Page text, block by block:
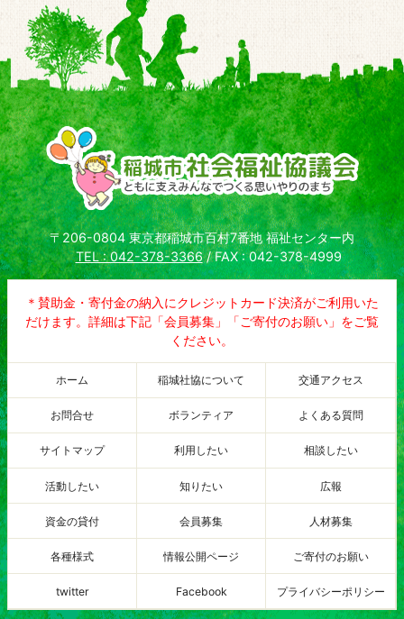
〒206-0804 東京都稲城市百村7番地 福祉センター内
TEL : 042-378-3366/ FAX : 042-378-4999
＊賛助金・寄付金の納入にクレジットカード決済がご利用いた
だけます。詳細は下記「会員募集」「ご寄付のお願い」をご覧
ください。
ホーム 稲城社協について 交通アクセス
お問合せ ボランティア よくある質問
サイトマップ 利用したい 相談したい
活動したい 知りたい 広報
資金の貸付 会員募集 人材募集
各種様式 情報公開ページ ご寄付のお願い
twitter Facebook プライバシーポリシー